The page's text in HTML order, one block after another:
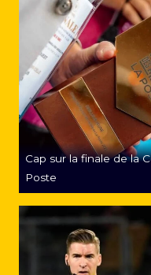
Cap sur la finale de la
Poste